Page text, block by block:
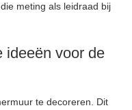
meting als leidraad bij
ideeën voor de
te decoreren. Dit